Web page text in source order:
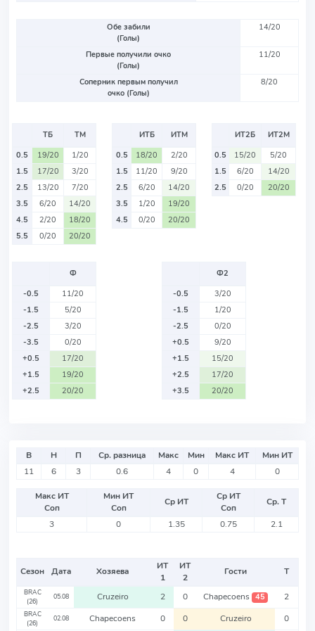
Обе забили
(Голы)
14/20
Первые получили очко
(Голы)
11/20
Соперник первым получил
очко (Голы)
8/20
ТБ
ТМ
0.5
19/20
1/20
1.5
17/20
3/20
2.5
13/20
7/20
3.5
6/20
14/20
4.5
2/20
18/20
5.5
0/20 20/20
ИТБ
ИТМ
0.5
18/20
2/20
1.5
11/20
9/20
2.5
6/20
14/20
3.5
1/20
19/20
4.5
0/20 20/20
ИТ2Б
ИТ2М
0.5
15/20
5/20
1.5
6/20
14/20
2.5
0/20 20/20
Ф
-0.5
11/20
-1.5
5/20
-2.5
3/20
-3.5
0/20
+0.5
17/20
+1.5
19/20
+2.5
20/20
Ф2
-0.5
3/20
-1.5
1/20
-2.5
0/20
+0.5
9/20
+1.5
15/20
+2.5
17/20
+3.5
20/20
В Н П Ср. разница Макс Мин Макс ИТ
Мин ИТ
11
6 3 0.6 4 0 4 0
Макс ИТ
Соп
Мин ИТ
Соп
Ср ИТ
Ср ИТ
Соп
Ср. Т
3
0 1.35 0.75 2.1
Сезон Дата Хозяева
ИТ
1
ИТ
2
Гости Т
BRAC
(26)
05.08 Cruzeiro 2 0 Chapecoens 45 2
BRAC
(26)
02.08 Chapecoens 0 0 Cruzeiro 0